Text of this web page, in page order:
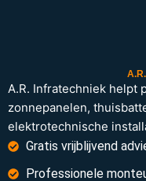
A.R. Infratechniek helpt
zonnepanelen,
elektrotechnische
Gratis vrijblijvend
Professionele